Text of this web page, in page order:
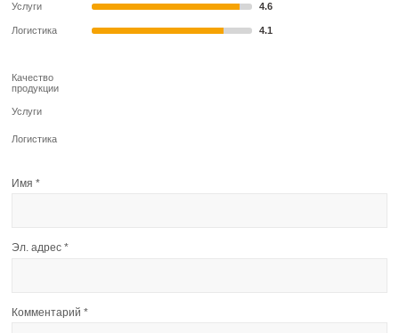
Услуги 4.6
Логистика 4.1
Качество
продукции
Услуги
Логистика
Комментарий*
Имя*
Эл. адрес*